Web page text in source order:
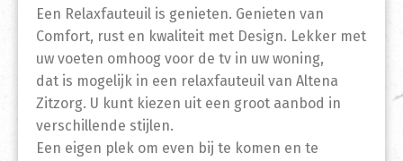
Een Relaxfauteuil is genieten. Genieten van
Comfort, rust en kwaliteit met Design. Lekker met
uw voeten omhoog voor de tv in uw woning,
dat is mogelijk in een relaxfauteuil van Altena
Zitzorg. U kunt kiezen uit een groot aanbod in
verschillende stijlen.
Een eigen plek om even bij te komen en te